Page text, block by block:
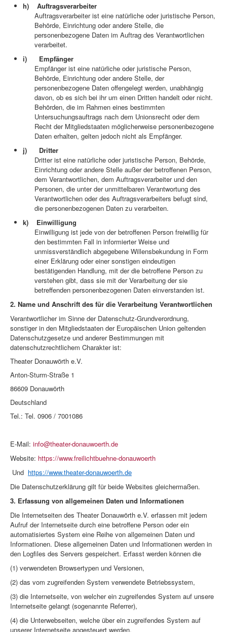
h) Auftragsverarbeiter
Auftragsverarbeiter ist eine natürliche oder juristische Person,
Behörde, Einrichtung oder andere Stelle, die
personenbezogene Daten im Auftrag des Verantwortlichen
verarbeitet.
i) Empfänger
Empfänger ist eine natürliche oder juristische Person,
Behörde, Einrichtung oder andere Stelle, der
personenbezogene Daten offengelegt werden, unabhängig
davon, ob es sich bei ihr um einen Dritten handelt oder nicht.
Behörden, die im Rahmen eines bestimmten
Untersuchungsauftrags nach dem Unionsrecht oder dem
Recht der Mitgliedstaaten möglicherweise personenbezogene
Daten erhalten, gelten jedoch nicht als Empfänger.
j) Dritter
Dritter ist eine natürliche oder juristische Person, Behörde,
Einrichtung oder andere Stelle außer der betroffenen Person,
dem Verantwortlichen, dem Auftragsverarbeiter und den
Personen, die unter der unmittelbaren Verantwortung des
Verantwortlichen oder des Auftragsverarbeiters befugt sind,
die personenbezogenen Daten zu verarbeiten.
k) Einwilligung
Einwilligung ist jede von der betroffenen Person freiwillig für
den bestimmten Fall in informierter Weise und
unmissverständlich abgegebene Willensbekundung in Form
einer Erklärung oder einer sonstigen eindeutigen
bestätigenden Handlung, mit der die betroffene Person zu
verstehen gibt, dass sie mit der Verarbeitung der sie
betreffenden personenbezogenen Daten einverstanden ist.
2. Name und Anschrift des für die Verarbeitung Verantwortlichen
Verantwortlicher im Sinne der Datenschutz-Grundverordnung,
sonstiger in den Mitgliedstaaten der Europäischen Union geltenden
Datenschutzgesetze und anderer Bestimmungen mit
datenschutzrechtlichem Charakter ist:
Theater Donauwörth e.V.
Anton-Sturm-Straße 1
86609 Donauwörth
Deutschland
Tel.: Tel. 0906 / 7001086
E-Mail: info@theater-donauwoerth.de
Website: https://www.freilichtbuehne-donauwoerth
Und https://www.theater-donauwoerth.de
Die Datenschutzerklärung gilt für beide Websites gleichermaßen.
3. Erfassung von allgemeinen Daten und Informationen
Die Internetseiten des Theater Donauwörth e.V. erfassen mit jedem
Aufruf der Internetseite durch eine betroffene Person oder ein
automatisiertes System eine Reihe von allgemeinen Daten und
Informationen. Diese allgemeinen Daten und Informationen werden in
den Logfiles des Servers gespeichert. Erfasst werden können die
(1) verwendeten Browsertypen und Versionen,
(2) das vom zugreifenden System verwendete Betriebssystem,
(3) die Internetseite, von welcher ein zugreifendes System auf unsere
Internetseite gelangt (sogenannte Referrer),
(4) die Unterwebseiten, welche über ein zugreifendes System auf
unserer Internetseite angesteuert werden,